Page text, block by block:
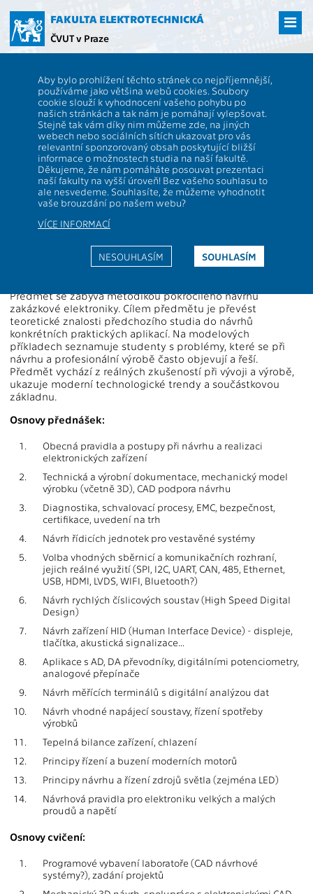
hlavní
obsah
FAKULTA ELEKTROTECHNICKÁ
ČVUT v Praze
Aby bylo prohlížení těchto stránek co nejpříjemnější,
používáme jako většina webů cookies. Soubory
cookie slouží k vyhodnocení vašeho pohybu po
našich stránkách a tak nám je pomáhají vylepšovat.
Stejně tak vám díky nim můžeme zde, na jiných
webech nebo sociálních sítích ukazovat pro vás
relevantní sponzorovaný obsah poskytující bližší
informace o možnostech studia na naší fakultě.
Děkujeme, že nám pomáháte posouvat prezentaci
naší fakulty na vyšší úroveň! Bez vašeho souhlasu to
ale nesvedeme. Souhlasíte, že můžeme vyhodnotit
vaše brouzdání po našem webu?
VÍCE INFORMACÍ
SOUHLASÍM
NESOUHLASÍM
B2M34ZET
B2M34ZET Návrh zakázkové elektroniky
Rozsah výuky:
Katedra:
13134 Jazyk výuky:
CS
Garanti:
Zakončení:
Přednášející:
Kreditů:
5
Cvičící:
Semestr: Z
Webová stránka:
https://moodle.fel.cvut.cz/course/view.php?id=2661
Předmět se zabývá metodikou pokročilého návrhu
zakázkové elektroniky. Cílem předmětu je převést
teoretické znalosti předchozího studia do návrhů
konkrétních praktických aplikací. Na modelových
příkladech seznamuje studenty s problémy, které se při
návrhu a profesionální výrobě často objevují a řeší.
Předmět vychází z reálných zkušeností při vývoji a výrobě,
ukazuje moderní technologické trendy a součástkovou
základnu.
Osnovy přednášek:
1.
Obecná pravidla a postupy při návrhu a realizaci
elektronických zařízení
2.
Technická a výrobní dokumentace, mechanický model
výrobku (včetně 3D), CAD podpora návrhu
3.
Diagnostika, schvalovací procesy, EMC, bezpečnost,
certifikace, uvedení na trh
4.
Návrh řídicích jednotek pro vestavěné systémy
5.
Volba vhodných sběrnicí a komunikačních rozhraní,
jejich reálné využití (SPI, I2C, UART, CAN, 485, Ethernet,
USB, HDMI, LVDS, WIFI, Bluetooth?)
6.
Návrh rychlých číslicových soustav (High Speed Digital
Design)
7.
Návrh zařízení HID (Human Interface Device) - displeje,
tlačítka, akustická signalizace...
8.
Aplikace s AD, DA převodníky, digitálními potenciometry,
analogové přepínače
9.
Návrh měřících terminálů s digitální analýzou dat
10.
Návrh vhodné napájecí soustavy, řízení spotřeby
výrobků
11.
Tepelná bilance zařízení, chlazení
12.
Principy řízení a buzení moderních motorů
13.
Principy návrhu a řízení zdrojů světla (zejména LED)
14.
Návrhová pravidla pro elektroniku velkých a malých
proudů a napětí
Osnovy cvičení:
1.
Programové vybavení laboratoře (CAD návrhové
systémy?), zadání projektů